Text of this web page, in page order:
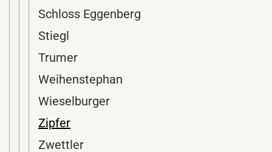
Schloss Eggenberg
Stiegl
Trumer
Weihenstephan
Wieselburger
Zipfer
Zwettler